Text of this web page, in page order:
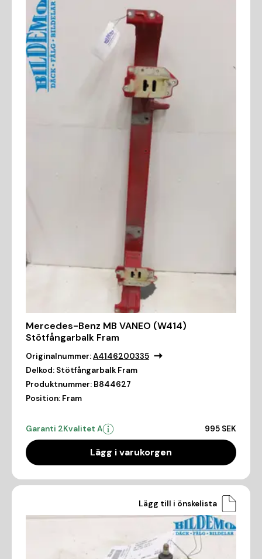
Mercedes-Benz MB VANEO (W414)
Stötfångarbalk Fram
Originalnummer:A4146200335
Delkod: Stötfångarbalk Fram
Produktnummer: B844627
Position: Fram
Garanti 2Kvalitet A 995 SEK
Lägg i varukorgen
Lägg till i önskelista